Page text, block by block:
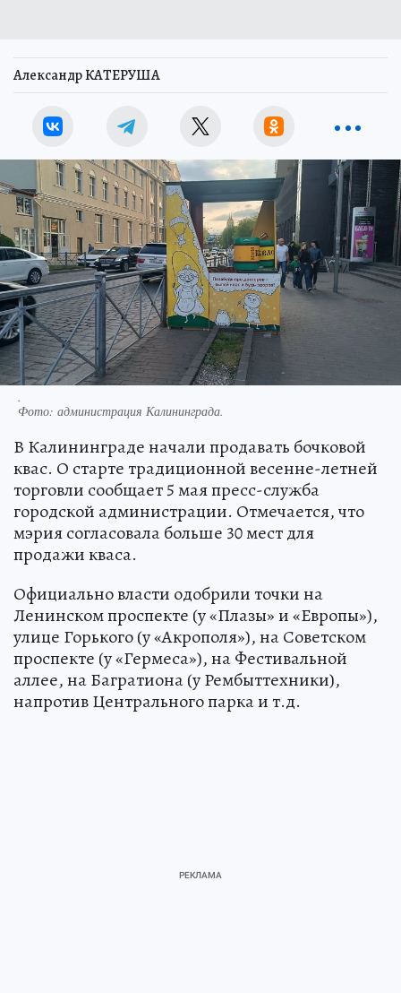
Александр КАТЕРУША
.
Фото: администрация Калининграда.
В Калининграде начали продавать бочковой
квас. О старте традиционной весенне-летней
торговли сообщает 5 мая пресс-служба
городской администрации. Отмечается, что
мэрия согласовала больше 30 мест для
продажи кваса.
Официально власти одобрили точки на
Ленинском проспекте (у «Плазы» и «Европы»),
улице Горького (у «Акрополя»), на Советском
проспекте (у «Гермеса»), на Фестивальной
аллее, на Багратиона (у Рембыттехники),
напротив Центрального парка и т.д.